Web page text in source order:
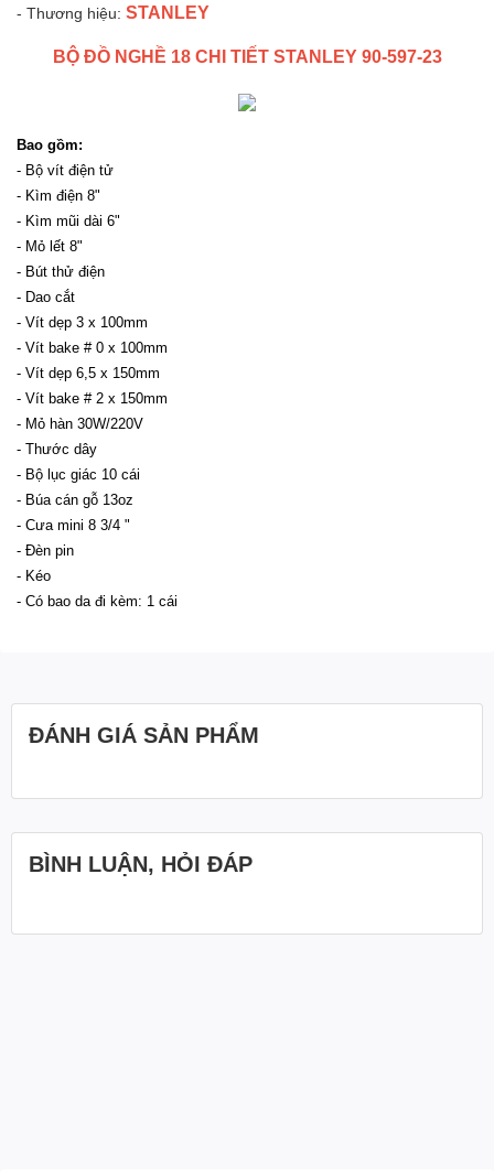
- Thương hiệu: STANLEY
BỘ ĐỒ NGHỀ 18 CHI TIẾT STANLEY 90-597-23
Bao gồm:
- Bộ vít điện tử
- Kìm điện 8"
- Kìm mũi dài 6"
- Mỏ lết 8"
- Bút thử điện
- Dao cắt
- Vít dẹp 3 x 100mm
- Vít bake # 0 x 100mm
- Vít dẹp 6,5 x 150mm
- Vít bake # 2 x 150mm
- Mỏ hàn 30W/220V
- Thước dây
- Bộ lục giác 10 cái
- Búa cán gỗ 13oz
- Cưa mini 8 3/4 "
- Đèn pin
- Kéo
- Có bao da đi kèm: 1 cái
ĐÁNH GIÁ SẢN PHẨM
BÌNH LUẬN, HỎI ĐÁP